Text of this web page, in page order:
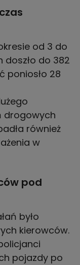
od 3 do
do 382
poniosło 28
drogowych
również
w
pod
było
kierowców.
pojazdy po